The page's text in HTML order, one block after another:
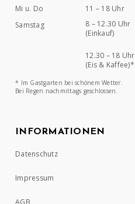
Mi u. Do
11 – 18 Uhr
Samstag
8 – 12.30 Uhr
(Einkauf)
12.30 – 18 Uhr
(Eis & Kaffee)*
* Im Gastgarten bei schönem Wetter.
Bei Regen nachmittags geschlossen.
INFORMATIONEN
Datenschutz
Impressum